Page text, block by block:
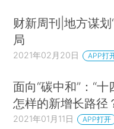
财新周刊|地方谋划
局
2021年02月20日 APP打
面向“碳中和”：“十
怎样的新增长路径
2021年01月11日 APP打开